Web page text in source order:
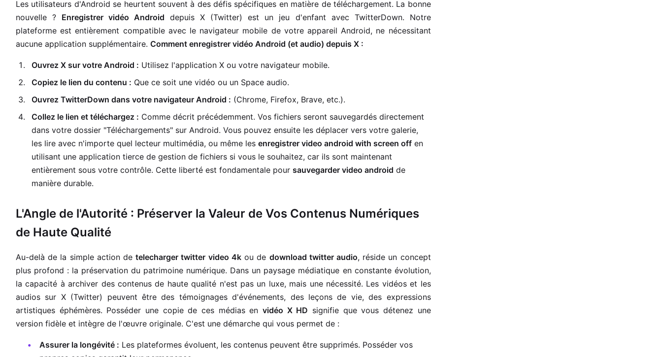
Les utilisateurs d'Android se heurtent souvent à des défis spécifiques en matière de téléchargement. La bonne
nouvelle ? Enregistrer vidéo Android depuis X (Twitter) est un jeu d'enfant avec TwitterDown. Notre
plateforme est entièrement compatible avec le navigateur mobile de votre appareil Android, ne nécessitant
aucune application supplémentaire. Comment enregistrer vidéo Android (et audio) depuis X :
Ouvrez X sur votre Android : Utilisez l'application X ou votre navigateur mobile.
Copiez le lien du contenu : Que ce soit une vidéo ou un Space audio.
Ouvrez TwitterDown dans votre navigateur Android : (Chrome, Firefox, Brave, etc.).
Collez le lien et téléchargez : Comme décrit précédemment. Vos fichiers seront sauvegardés directement
dans votre dossier "Téléchargements" sur Android. Vous pouvez ensuite les déplacer vers votre galerie,
les lire avec n'importe quel lecteur multimédia, ou même les enregistrer video android with screen off en
utilisant une application tierce de gestion de fichiers si vous le souhaitez, car ils sont maintenant
entièrement sous votre contrôle. Cette liberté est fondamentale pour sauvegarder video android de
manière durable.
L'Angle de l'Autorité : Préserver la Valeur de Vos Contenus Numériques
de Haute Qualité
Au-delà de la simple action detelecharger twitter video 4kou de download twitter audio, réside un concept
plus profond : la préservation du patrimoine numérique. Dans un paysage médiatique en constante évolution,
la capacité à archiver des contenus de haute qualité n'est pas un luxe, mais une nécessité. Les vidéos et les
audios sur X (Twitter) peuvent être des témoignages d'événements, des leçons de vie, des expressions
artistiques éphémères. Posséder une copie de ces médias en vidéo X HD signifie que vous détenez une
version fidèle et intègre de l'œuvre originale. C'est une démarche qui vous permet de :
Assurer la longévité : Les plateformes évoluent, les contenus peuvent être supprimés. Posséder vos